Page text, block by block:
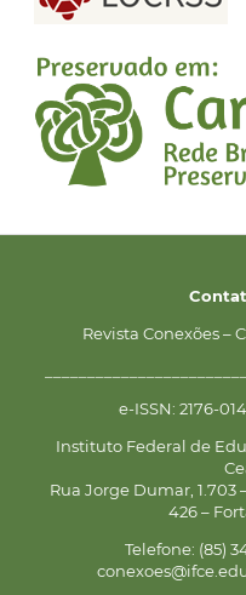
Revista Conexões –
e-ISSN: 2176-
Instituto Federal de
Rua Jorge Dumar, 1.703
426 –
Telefone: (85)